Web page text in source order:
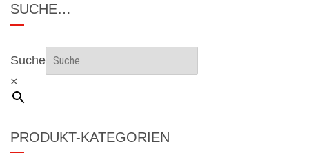
SUCHE…
Suche
×
PRODUKT-KATEGORIEN